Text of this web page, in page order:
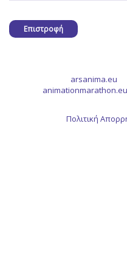
Επιστροφή
arsanima.eu
animationmarathon.eu
Πολιτική